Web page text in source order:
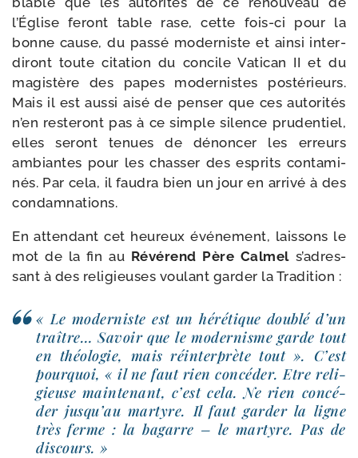
l’Église feront table rase, cette fois-​ci pour la
bonne cause, du pas­sé moder­niste et ain­si inter­
di­ront toute cita­tion du concile Vatican II et du
magis­tère des papes moder­nistes pos­té­rieurs.
Mais il est aus­si aisé de pen­ser que ces auto­ri­tés
n’en res­te­ront pas à ce simple silence pru­den­tiel,
elles seront tenues de dénon­cer les erreurs
ambiantes pour les chas­ser des esprits conta­mi­
nés. Par cela, il fau­dra bien un jour en arri­vé à des
condamnations.
En atten­dant cet heu­reux évé­ne­ment, lais­sons le
mot de la fin au Révérend Père Calmels’a­dres­
sant à des reli­gieuses vou­lant gar­der la Tradition :
« Le moder­niste est un héré­tique dou­blé d’un
traître… Savoir que le moder­nisme garde tout
en théo­lo­gie, mais réin­ter­prète tout ». C’est
pour­quoi, « il ne faut rien concé­der. Etre reli­
gieuse main­te­nant, c’est cela. Ne rien concé­
der jus­qu’au mar­tyre. Il faut gar­der la ligne
très ferme : la bagarre – le mar­tyre. Pas de
discours. »